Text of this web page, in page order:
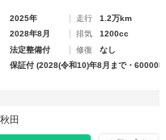
2025年 走行
1.2万km
2028年8月 排気
1200cc
法定整備付 修復
なし
保証付 (2028(令和10)年8月まで・
田